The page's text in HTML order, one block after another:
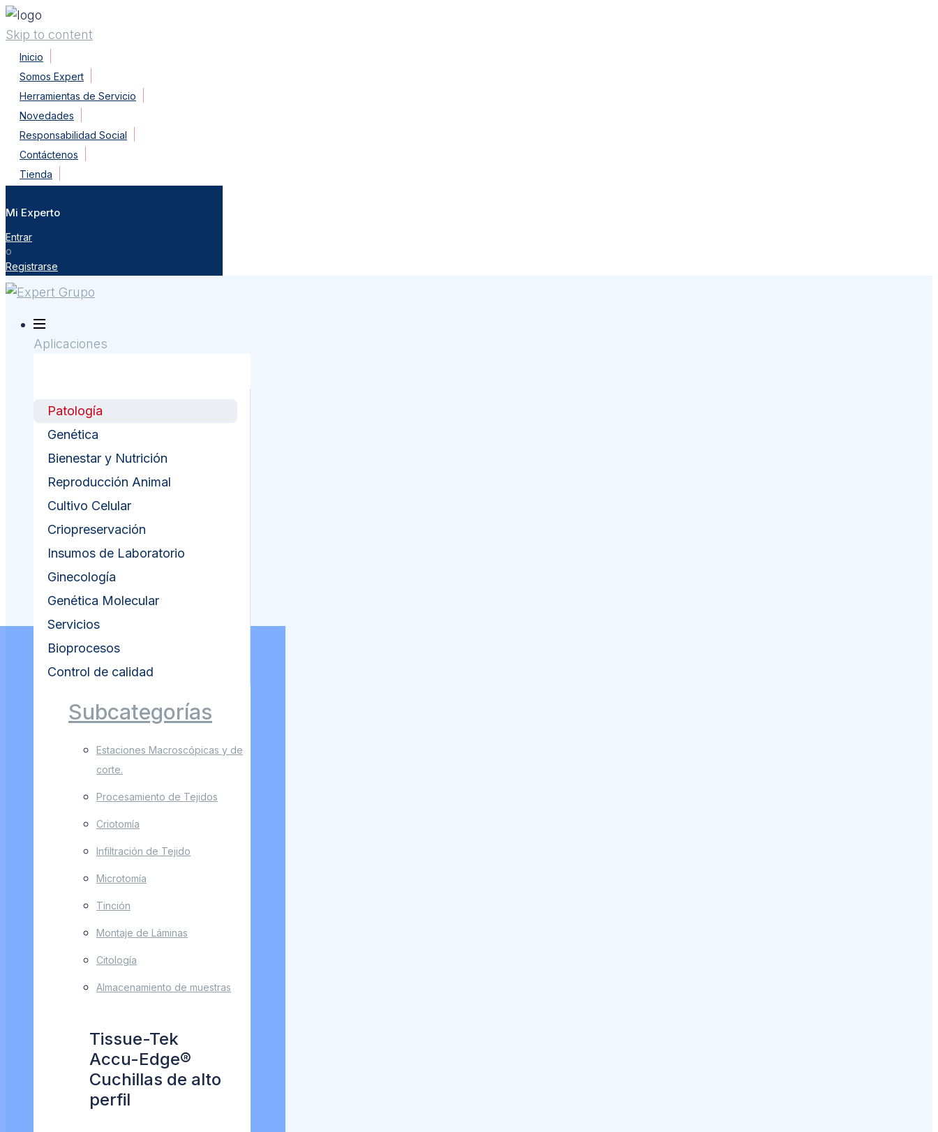
Skip to content
Inicio
Somos Expert
Herramientas de Servicio
Novedades
Responsabilidad Social
Contáctenos
Tienda
Mi Experto
Entrar
o
Registrarse
Aplicaciones
Patología
Genética
Bienestar y Nutrición
Reproducción Animal
Cultivo Celular
Criopreservación
Insumos de Laboratorio
Ginecología
Genética Molecular
Servicios
Bioprocesos
Control de calidad
Subcategorías
Estaciones Macroscópicas y de
corte.
Procesamiento de Tejidos
Criotomía
Infiltración de Tejido
Microtomía
Tinción
Montaje de Láminas
Citología
Almacenamiento de muestras
Tissue-Tek
Accu-Edge®
Cuchillas de alto
perfil